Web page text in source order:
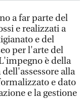
a far parte del
e realizzati a
e del
per l'arte del
è della
alla
e dato
e la gestione